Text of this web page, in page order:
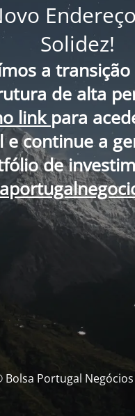
Solidez!
a
de alta
link para
e continue a
de
Bolsa Portugal Negócios